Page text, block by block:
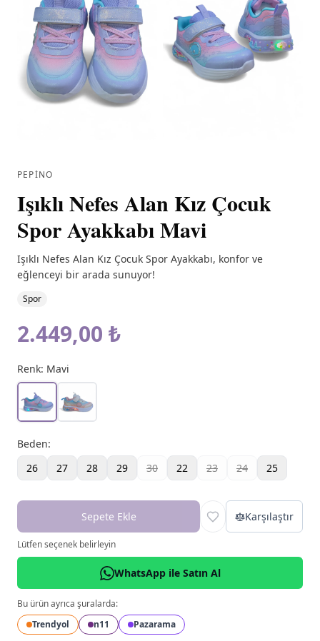
PEPINO
Işıklı Nefes Alan Kız Çocuk
Spor Ayakkabı Mavi
Işıklı Nefes Alan Kız Çocuk Spor Ayakkabı, konfor ve
eğlenceyi bir arada sunuyor!
Spor
2.449,00 ₺
Renk: Mavi
Beden:
26
27 28 29 30 22 23 24 25
Sepete Ekle Karşılaştır
Lütfen seçenek belirleyin
WhatsApp ile Satın Al
Bu ürün ayrıca şuralarda:
Trendyol
n11 Pazarama